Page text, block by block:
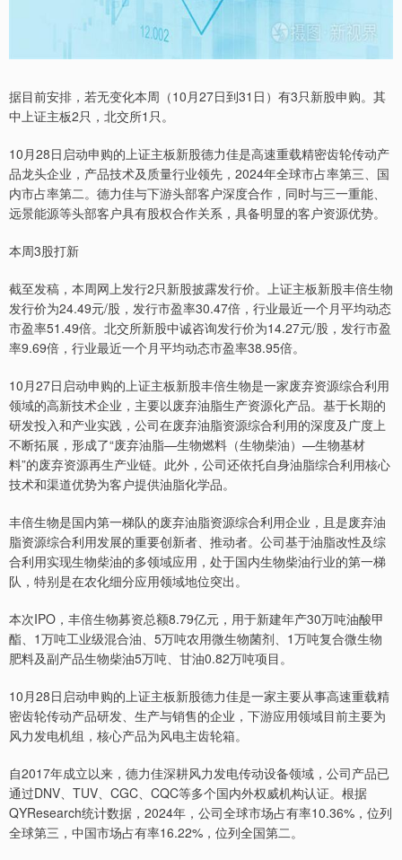
据目前安排，若无变化本周（10月27日到31日）有3只新股申购。其
中上证主板2只，北交所1只。
10月28日启动申购的上证主板新股德力佳是高速重载精密齿轮传动产
品龙头企业，产品技术及质量行业领先，2024年全球市占率第三、国
内市占率第二。德力佳与下游头部客户深度合作，同时与三一重能、
远景能源等头部客户具有股权合作关系，具备明显的客户资源优势。
本周3股打新
截至发稿，本周网上发行2只新股披露发行价。上证主板新股丰倍生物
发行价为24.49元/股，发行市盈率30.47倍，行业最近一个月平均动态
市盈率51.49倍。北交所新股中诚咨询发行价为14.27元/股，发行市盈
率9.69倍，行业最近一个月平均动态市盈率38.95倍。
10月27日启动申购的上证主板新股丰倍生物是一家废弃资源综合利用
领域的高新技术企业，主要以废弃油脂生产资源化产品。基于长期的
研发投入和产业实践，公司在废弃油脂资源综合利用的深度及广度上
不断拓展，形成了“废弃油脂—生物燃料（生物柴油）—生物基材
料”的废弃资源再生产业链。此外，公司还依托自身油脂综合利用核心
技术和渠道优势为客户提供油脂化学品。
丰倍生物是国内第一梯队的废弃油脂资源综合利用企业，且是废弃油
脂资源综合利用发展的重要创新者、推动者。公司基于油脂改性及综
合利用实现生物柴油的多领域应用，处于国内生物柴油行业的第一梯
队，特别是在农化细分应用领域地位突出。
本次IPO，丰倍生物募资总额8.79亿元，用于新建年产30万吨油酸甲
酯、1万吨工业级混合油、5万吨农用微生物菌剂、1万吨复合微生物
肥料及副产品生物柴油5万吨、甘油0.82万吨项目。
10月28日启动申购的上证主板新股德力佳是一家主要从事高速重载精
密齿轮传动产品研发、生产与销售的企业，下游应用领域目前主要为
风力发电机组，核心产品为风电主齿轮箱。
自2017年成立以来，德力佳深耕风力发电传动设备领域，公司产品已
通过DNV、TUV、CGC、CQC等多个国内外权威机构认证。根据
QYResearch统计数据，2024年，公司全球市场占有率10.36%，位列
全球第三，中国市场占有率16.22%，位列全国第二。